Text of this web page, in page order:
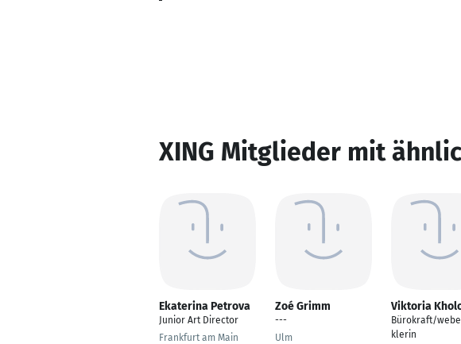
XING Mitglieder mit
Ekaterina Petrova
Junior Art Director
Frankfurt am Main
Zoé Grimm
---
Ulm
Viktoria
Bürokraft/
klerin